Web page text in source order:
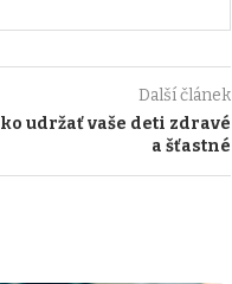
Další článek
udržať vaše deti zdravé
a šťastné